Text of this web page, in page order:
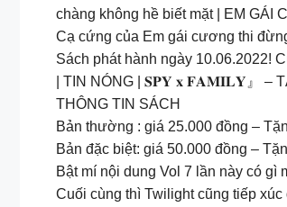
chàng không hề biết mặt | EM GÁI
Cạ cứng của Em gái cương thi
Sách phát hành ngày 10.06.2022!
| TIN NÓNG | 𝐒𝐏𝐘 𝐱 𝐅𝐀𝐌𝐈𝐋𝐘』 –
THÔNG TIN SÁCH
Bản thường : giá 25.000 đồng –
Bản đặc biệt: giá 50.000 đồng –
Bật mí nội dung Vol 7 lần này có gì
Cuối cùng thì Twilight cũng tiếp